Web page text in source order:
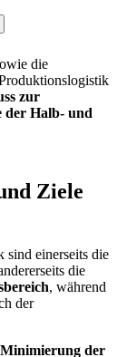
die
zur
der Halb- und
Ziele
sind einerseits die
die
, während
der
Minimierung der